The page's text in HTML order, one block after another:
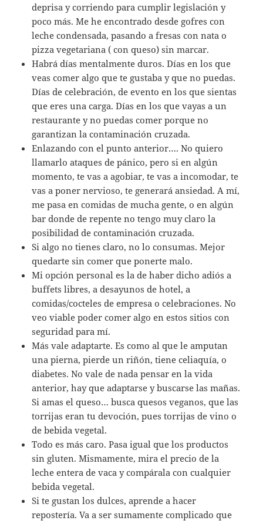
deprisa y corriendo para cumplir legislación y
poco más. Me he encontrado desde gofres con
leche condensada, pasando a fresas con nata o
pizza vegetariana ( con queso) sin marcar.
Habrá días mentalmente duros. Días en los que
veas comer algo que te gustaba y que no puedas.
Días de celebración, de evento en los que sientas
que eres una carga. Días en los que vayas a un
restaurante y no puedas comer porque no
garantizan la contaminación cruzada.
Enlazando con el punto anterior…. No quiero
llamarlo ataques de pánico, pero si en algún
momento, te vas a agobiar, te vas a incomodar, te
vas a poner nervioso, te generará ansiedad. A mí,
me pasa en comidas de mucha gente, o en algún
bar donde de repente no tengo muy claro la
posibilidad de contaminación cruzada.
Si algo no tienes claro, no lo consumas. Mejor
quedarte sin comer que ponerte malo.
Mi opción personal es la de haber dicho adiós a
buffets libres, a desayunos de hotel, a
comidas/cocteles de empresa o celebraciones. No
veo viable poder comer algo en estos sitios con
seguridad para mí.
Más vale adaptarte. Es como al que le amputan
una pierna, pierde un riñón, tiene celiaquía, o
diabetes. No vale de nada pensar en la vida
anterior, hay que adaptarse y buscarse las mañas.
Si amas el queso… busca quesos veganos, que las
torrijas eran tu devoción, pues torrijas de vino o
de bebida vegetal.
Todo es más caro. Pasa igual que los productos
sin gluten. Mismamente, mira el precio de la
leche entera de vaca y compárala con cualquier
bebida vegetal.
Si te gustan los dulces, aprende a hacer
repostería. Va a ser sumamente complicado que